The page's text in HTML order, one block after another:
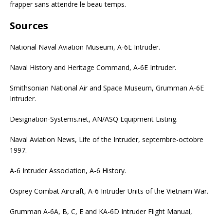
frapper sans attendre le beau temps.
Sources
National Naval Aviation Museum, A-6E Intruder.
Naval History and Heritage Command, A-6E Intruder.
Smithsonian National Air and Space Museum, Grumman A-6E
Intruder.
Designation-Systems.net, AN/ASQ Equipment Listing.
Naval Aviation News, Life of the Intruder, septembre-octobre
1997.
A-6 Intruder Association, A-6 History.
Osprey Combat Aircraft, A-6 Intruder Units of the Vietnam War.
Grumman A-6A, B, C, E and KA-6D Intruder Flight Manual,